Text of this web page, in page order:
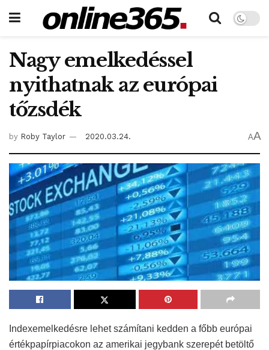
Nagy emelkedéssel
nyithatnak az európai
tőzsdék
by Roby Taylor 2020.03.24. AA
Indexemelkedésre lehet számítani kedden a főbb európai
értékpapírpiacokon az amerikai jegybank szerepét betöltő